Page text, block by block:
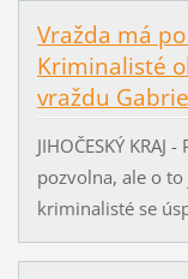
Vražda má
Kriminalisté
vraždu
JIHOČESKÝ
pozvolna, ale o
kriminalisté se